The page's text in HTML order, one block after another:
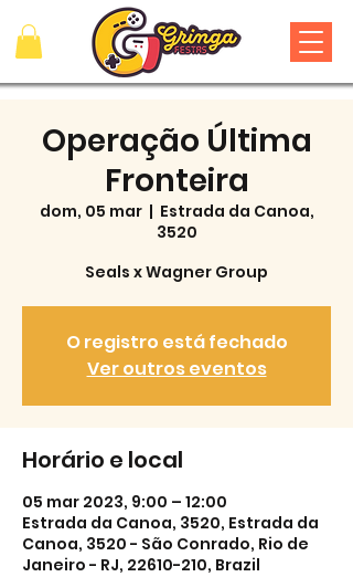
Operação Última
Fronteira
dom, 05 mar
  |
Estrada da Canoa,
3520
Seals x Wagner Group
O registro está fechado
Ver outros eventos
Horário e local
05 mar 2023, 9:00 – 12:00
Estrada da Canoa, 3520, Estrada da
Canoa, 3520 - São Conrado, Rio de
Janeiro - RJ, 22610-210, Brazil